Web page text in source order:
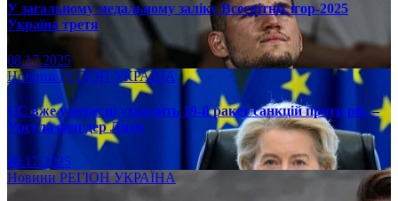
У загальному медальному заліку Всесвітніх ігор-2025
Україна третя
08.17.2025
НовиниРЕГІОН УКРАЇНА
ЄС вже у вересні ухвалить 19-й ракет санкцій проти рф, –
Урсула фон дер Ляєн
08.17.2025
Новини РЕГІОН УКРАЇНА